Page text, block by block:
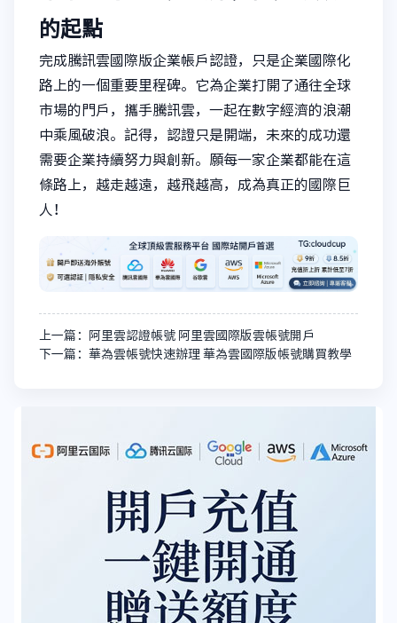
的起點
完成騰訊雲國際版企業帳戶認證，只是企業國際化
路上的一個重要里程碑。它為企業打開了通往全球
市場的門戶，攜手騰訊雲，一起在數字經濟的浪潮
中乘風破浪。記得，認證只是開端，未來的成功還
需要企業持續努力與創新。願每一家企業都能在這
條路上，越走越遠，越飛越高，成為真正的國際巨
人！
上一篇：阿里雲認證帳號 阿里雲國際版雲帳號開戶
下一篇：華為雲帳號快速辦理 華為雲國際版帳號購買教學